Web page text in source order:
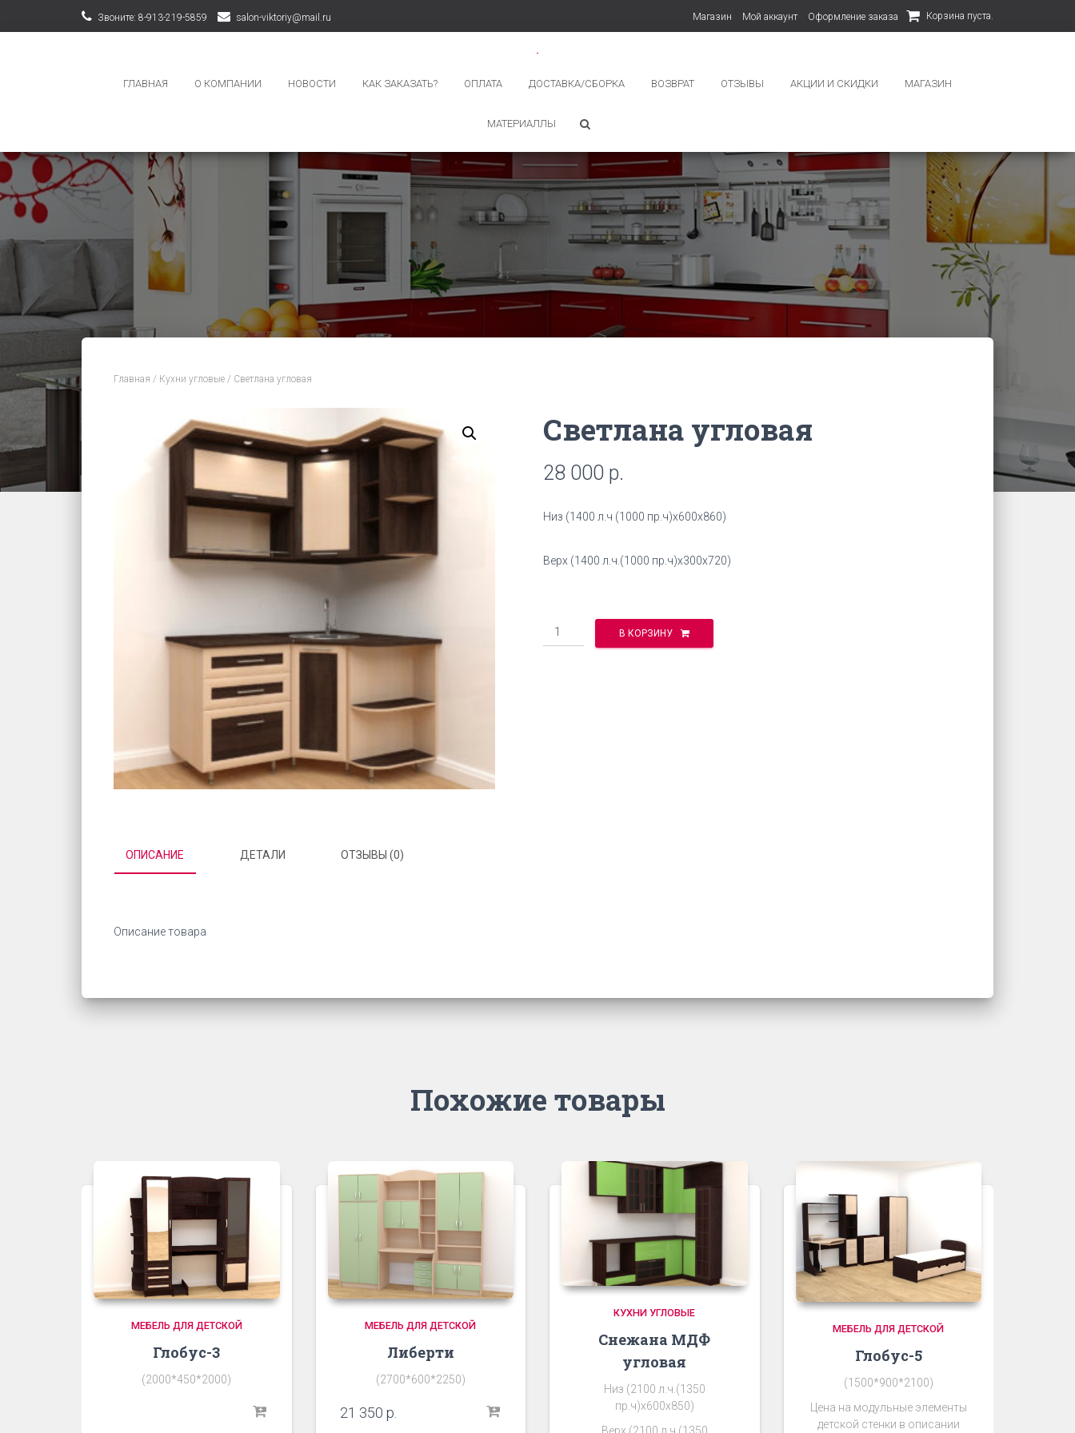
Магазин Мой аккаунт Оформление заказа Корзина пуста.
Звоните: 8-913-219-5859 salon-viktoriy@mail.ru
ГЛАВНАЯ О КОМПАНИИ НОВОСТИ КАК ЗАКАЗАТЬ? ОПЛАТА ДОСТАВКА/СБОРКА ВОЗВРАТ ОТЗЫВЫ АКЦИИ И СКИДКИ МАГАЗИН
МАТЕРИАЛЛЫ
Главная / Кухни угловые / Светлана угловая
Светлана угловая
28 000 р.
Низ (1400 л.ч (1000 пр.ч)х600х860)
Верх (1400 л.ч.(1000 пр.ч)х300х720)
Количество В КОРЗИНУ
ОПИСАНИЕ ДЕТАЛИ ОТЗЫВЫ (0)
Описание товара
Похожие товары
МЕБЕЛЬ ДЛЯ ДЕТСКОЙ
Глобус-3
(2000*450*2000)
МЕБЕЛЬ ДЛЯ ДЕТСКОЙ
Либерти
(2700*600*2250)
21 350 р.
КУХНИ УГЛОВЫЕ
Снежана МДФ
угловая
Низ (2100 л.ч.(1350
пр.ч)х600х850)
Верх (2100 л.ч.(1350
МЕБЕЛЬ ДЛЯ ДЕТСКОЙ
Глобус-5
(1500*900*2100)
Цена на модульные элементы
детской стенки в описании